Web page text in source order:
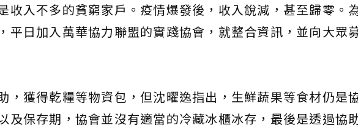
收入不多的貧窮家戶。疫情爆發後，收入銳減，甚至歸零。
平日加入萬華協力聯盟的實踐協會，就整合資訊，並向大眾
，獲得乾糧等物資包，但沈曜逸指出，生鮮蔬果等食材仍是
及保存期，協會並沒有適當的冷藏冰櫃冰存，最後是透過協